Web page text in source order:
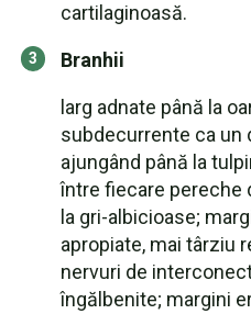
cartilaginoasă.
Branhii
larg adnate până la
subdecurrente ca un
ajungând până la
între fiecare pereche
la gri-albicioase;
apropiate, mai târziu
nervuri de
îngălbenite; margini